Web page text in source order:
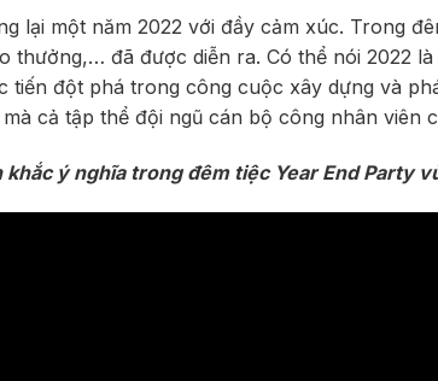
lại một năm 2022 với đầy cảm xúc. Trong
thưởng,… đã được diễn ra. Có thể nói 2022
tiến đột phá trong công cuộc xây dựng và
cả tập thể đội ngũ cán bộ công nhân viên
ý nghĩa trong đêm tiệc Year End Party